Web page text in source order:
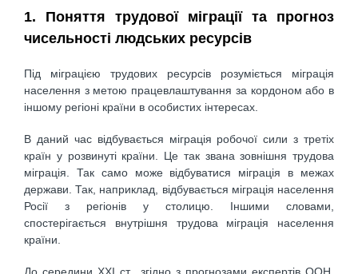
1. Поняття трудової міграції та прогноз
чисельності людських ресурсів
Під міграцією трудових ресурсів розуміється міграція
населення з метою працевлаштування за кордоном або в
іншому регіоні країни в особистих інтересах.
В даний час відбувається міграція робочої сили з третіх
країн у розвинуті країни. Це так звана зовнішня трудова
міграція. Так само може відбуватися міграція в межах
держави. Так, наприклад, відбувається міграція населення
Росії з регіонів у столицю. Іншими словами,
спостерігається внутрішня трудова міграція населення
країни.